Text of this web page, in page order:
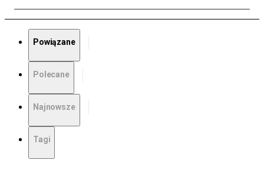
Powiązane
Polecane
Najnowsze
Tagi